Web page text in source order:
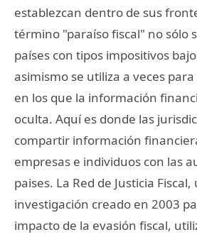
establezcan dentro de sus
término "paraíso fiscal" no sólo
países con tipos impositivos
asimismo se utiliza a veces
en los que la información
oculta. Aquí es donde las
compartir información
empresas e individuos con las
paises. La Red de Justicia
investigación creado en 2003
impacto de la evasión fiscal,